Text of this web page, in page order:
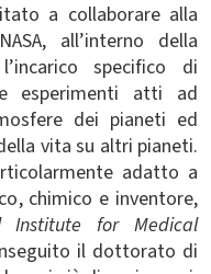
a collaborare alla
all’interno della
specifico di
esperimenti atti ad
dei pianeti ed
vita su altri pianeti.
adatto a
chimico e inventore,
Institute for Medical
il dottorato di